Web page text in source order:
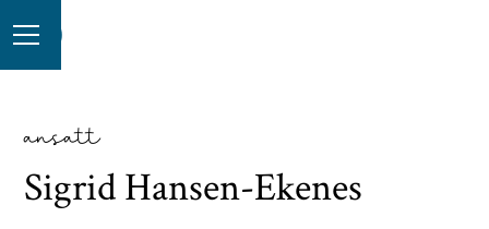
ansatt
Sigrid Hansen-Ekenes